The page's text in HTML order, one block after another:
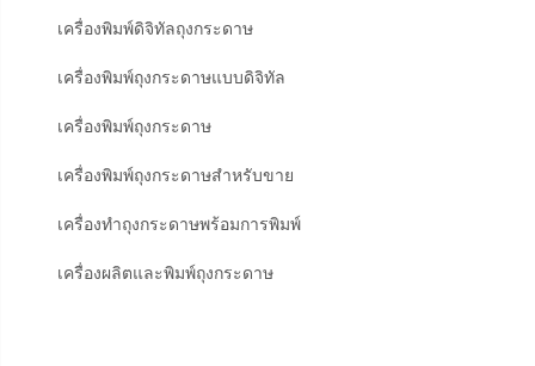
เครื่องพิมพ์ดิจิทัลถุงกระดาษ
เครื่องพิมพ์ถุงกระดาษแบบดิจิทัล
เครื่องพิมพ์ถุงกระดาษ
เครื่องพิมพ์ถุงกระดาษสำหรับขาย
เครื่องทำถุงกระดาษพร้อมการพิมพ์
เครื่องผลิตและพิมพ์ถุงกระดาษ